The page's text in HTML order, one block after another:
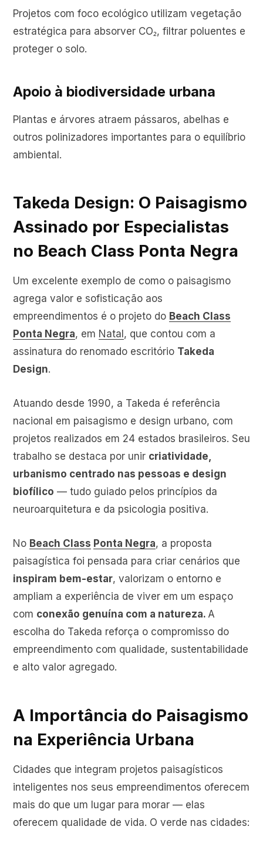
Projetos com foco ecológico utilizam vegetação
estratégica para absorver CO₂, filtrar poluentes e
proteger o solo.
Apoio à biodiversidade urbana
Plantas e árvores atraem pássaros, abelhas e
outros polinizadores importantes para o equilíbrio
ambiental.
Takeda Design: O Paisagismo
Assinado por Especialistas
no Beach Class Ponta Negra
Um excelente exemplo de como o paisagismo
agrega valor e sofisticação aos
empreendimentos é o projeto do Beach Class
Ponta Negra, em Natal , que contou com a
assinatura do renomado escritório Takeda
Design.
Atuando desde 1990, a Takeda é referência
nacional em paisagismo e design urbano, com
projetos realizados em 24 estados brasileiros. Seu
trabalho se destaca por unir criatividade,
urbanismo centrado nas pessoas e design
biofílico — tudo guiado pelos princípios da
neuroarquitetura e da psicologia positiva.
No Beach Class Ponta Negra, a proposta
paisagística foi pensada para criar cenários que
inspiram bem-estar, valorizam o entorno e
ampliam a experiência de viver em um espaço
com conexão genuína com a natureza. A
escolha do Takeda reforça o compromisso do
empreendimento com qualidade, sustentabilidade
e alto valor agregado.
A Importância do Paisagismo
na Experiência Urbana
Cidades que integram projetos paisagísticos
inteligentes nos seus empreendimentos oferecem
mais do que um lugar para morar — elas
oferecem qualidade de vida. O verde nas cidades: